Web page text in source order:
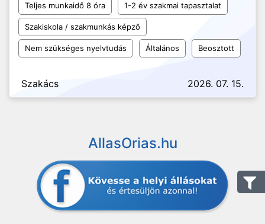
Teljes munkaidő 8 óra 1-2 év szakmai tapasztalat
Szakiskola / szakmunkás képző
Nem szükséges nyelvtudás Általános Beosztott
Szakács 2026. 07. 15.
AllasOrias.hu